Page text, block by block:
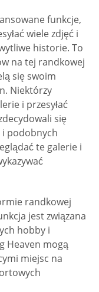
funkcje,
wiele zdjęć i
historie. To
na tej randkowej
się swoim
Niektórzy
i przesyłać
się
i podobnych
te galerie i
randkowej
jest związana
hobby i
Heaven mogą
miejsc na